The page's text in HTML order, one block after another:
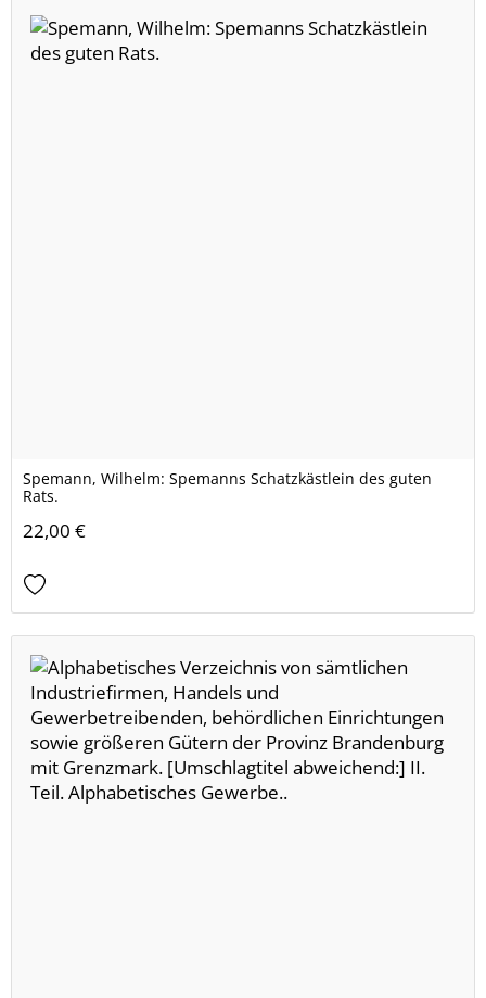
Spemann, Wilhelm: Spemanns Schatzkästlein des guten
Rats.
22,00 €